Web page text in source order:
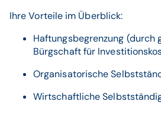
Ihre Vorteile im Überblick:
Haftungsbegrenzung (durch
Bürgschaft für
Organisatorische
Wirtschaftliche